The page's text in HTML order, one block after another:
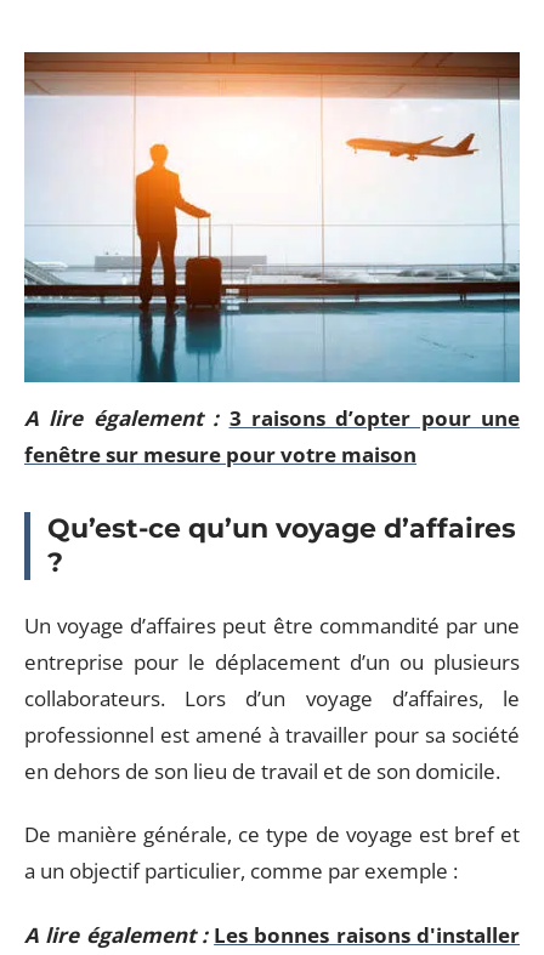
A lire également : 3 raisons d’opter pour une
fenêtre sur mesure pour votre maison
Qu’est-ce qu’un voyage d’affaires
?
Un voyage d’affaires peut être commandité par une
entreprise pour le déplacement d’un ou plusieurs
collaborateurs. Lors d’un voyage d’affaires, le
professionnel est amené à travailler pour sa société
en dehors de son lieu de travail et de son domicile.
De manière générale, ce type de voyage est bref et
a un objectif particulier, comme par exemple :
A lire également : Les bonnes raisons d'installer